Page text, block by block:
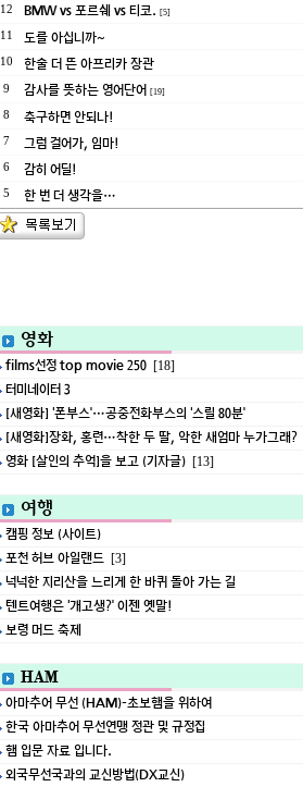
12 BMW vs 포르쉐 vs 티코. [5]
11 도를 아십니까~
10 한술 더 뜬 아프리카 장관
9 감사를 뜻하는 영어단어 [19]
8 축구하면 안되나!
7 그럼 걸어가, 임마!
6 감히 어딜!
5 한 번 더 생각을…
영화
films선정 top movie 250 [18]
터미네이터 3
[새영화] ‘폰부스’…공중전화부스의 ‘스릴 80분’
[새영화]장화, 홍련…착한 두 딸, 악한 새엄마 누가그래?
영화 [살인의 추억]을 보고 (기자글) [13]
여행
캠핑 정보 (사이트)
포천 허브 아일랜드 [3]
넉넉한 지리산을 느리게 한 바퀴 돌아 가는 길
텐트여행은 ‘개고생?’ 이젠 옛말!
보령 머드 축제
HAM
아마추어 무선 (HAM)-초보햄을 위하여
한국 아마추어 무선연맹 정관 및 규정집
햄 입문 자료 입니다.
외국무선국과의 교신방법(DX교신)